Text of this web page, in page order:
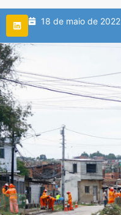
18 de maio de 2022